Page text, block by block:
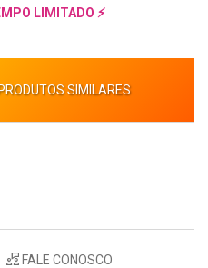
LIMITADO ⚡
SIMILARES
FALE CONOSCO